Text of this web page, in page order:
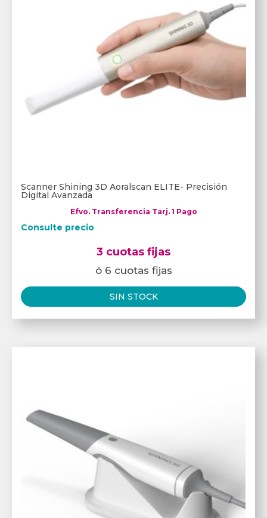
Scanner Shining 3D Aoralscan ELITE- Precisión
Digital Avanzada
Efvo. Transferencia Tarj. 1 Pago
Consulte precio
3 cuotas fijas
ó 6 cuotas fijas
SIN STOCK